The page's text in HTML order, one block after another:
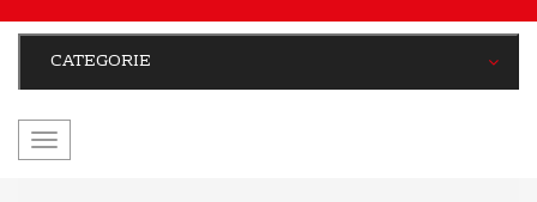
CATEGORIE
navigazione